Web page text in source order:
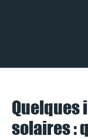
Quelques
solaires :